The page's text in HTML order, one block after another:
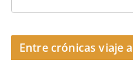
o
k
Entre crónicas viaje